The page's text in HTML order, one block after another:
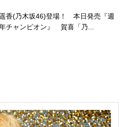
香(乃木坂46)登場！ 本日発売『週
チャンピオン』 賀喜「乃...